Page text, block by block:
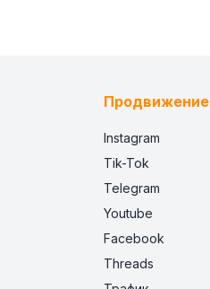
Продвижение
Instagram
Tik-Tok
Telegram
Youtube
Facebook
Threads